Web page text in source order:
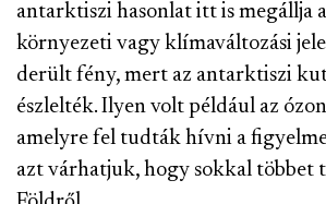
antarktiszi hasonlat itt is megállja
környezeti vagy klímaváltozási
derült fény, mert az antarktiszi
észlelték. Ilyen volt például az
amelyre fel tudták hívni a
azt várhatjuk, hogy sokkal többet